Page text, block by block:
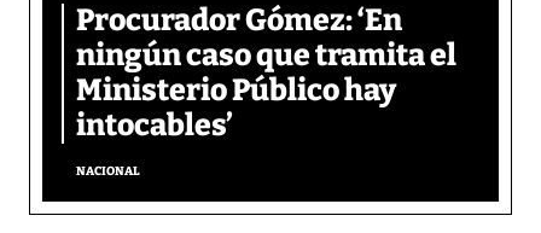
Procurador Gómez: ‘En
ningún caso que tramita el
Ministerio Público hay
intocables’
NACIONAL